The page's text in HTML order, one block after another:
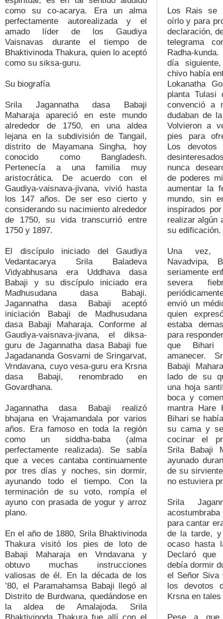
como su co-acarya. Era un alma
perfectamente autorealizada y el
amado líder de los Gaudiya
Vaisnavas durante el tiempo de
Bhaktivinoda Thakura, quien lo aceptó
como su siksa-guru.
Su biografía
Srila Jagannatha dasa Babaji
Maharaja apareció en este mundo
alrededor de 1750, en una aldea
lejana en la subdivisión de Tangail,
distrito de Mayamana Singha, hoy
conocido como Bangladesh.
Pertenecía a una familia muy
aristocrática. De acuerdo con el
Gaudiya-vaisnava-jivana, vivió hasta
los 147 años. De ser eso cierto y
considerando su nacimiento alrededor
de 1750, su vida transcurrió entre
1750 y 1897.
El discípulo iniciado del Gaudiya
Vedantacarya Srila Baladeva
Vidyabhusana era Uddhava dasa
Babaji y su discípulo iniciado era
Madhusudana dasa Babaji.
Jagannatha dasa Babaji aceptó
iniciación Babaji de Madhusudana
dasa Babaji Maharaja. Conforme al
Gaudiya-vaisnava-jivana, el diksa-
guru de Jagannatha dasa Babaji fue
Jagadananda Gosvami de Sringarvat,
Vrndavana, cuyo vesa-guru era Krsna
dasa Babaji, renombrado en
Govardhana.
Jagannatha dasa Babaji realizó
bhajana en Vrajamandala por varios
años. Era famoso en toda la región
como un siddha-baba (alma
perfectamente realizada). Se sabía
que a veces cantaba continuamente
por tres días y noches, sin dormir,
ayunando todo el tiempo. Con la
terminación de su voto, rompía el
ayuno con prasada de yogur y arroz
plano.
En el año de 1880, Srila Bhaktivinoda
Thakura visitó los pies de loto de
Babaji Maharaja en Vrndavana y
obtuvo muchas instrucciones
valiosas de él. En la década de los
’80, el Paramahamsa Babaji llegó al
Distrito de Burdwana, quedándose en
la aldea de Amalajoda. Srila
Los Rais se
oírlo y para
declaración,
telegrama
Radha-
día
chivo había
Lokanatha
planta Tulasi
convenció a
dudaban de
Volvieron a
pies para
Los devotos
nunca
de poderes
aumentar la
mundo, sin
inspirados
realizar algún
su edificación.
Una vez,
Navadvipa,
seriamente
severa
envió un
quien
estaba
para
que Bihari
amanecer.
Babaji
lado de su
una hoja
boca y
mantra Hare
Bihari se
su cama y
cocinar el
Srila Babaji
ayunado
de su
no estuviera
Srila
para cantar
de la tarde, y
ocaso hasta
Declaró que
debía dormir
el Señor Siva
los devotos
Krsna en